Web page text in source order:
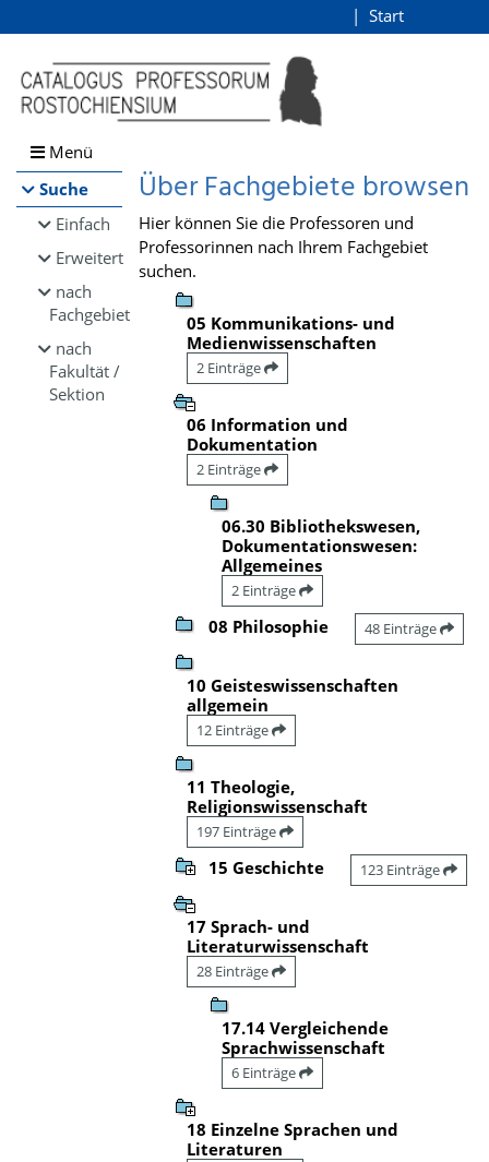
Browsen
direkt zum Inhalt
Start
Menü
Suche
Einfach
Erweitert
nach
Fachgebiet
nach
Fakultät /
Sektion
Über Fachgebiete browsen
Hier können Sie die Professoren und
Professorinnen nach Ihrem Fachgebiet
suchen.
05 Kommunikations- und
Medienwissenschaften
2 Einträge
06 Information und
Dokumentation
2 Einträge
06.30 Bibliothekswesen,
Dokumentationswesen:
Allgemeines
2 Einträge
08 Philosophie 48 Einträge
10 Geisteswissenschaften
allgemein
12 Einträge
11 Theologie,
Religionswissenschaft
197 Einträge
15 Geschichte 123 Einträge
17 Sprach- und
Literaturwissenschaft
28 Einträge
17.14 Vergleichende
Sprachwissenschaft
6 Einträge
18 Einzelne Sprachen und
Literaturen